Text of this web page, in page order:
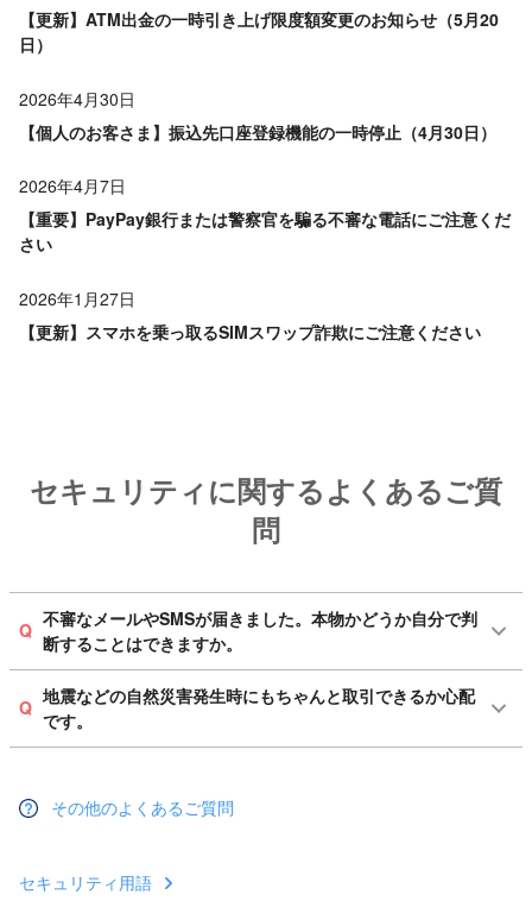
【更新】ATM出金の一時引き上げ限度額変更のお知らせ（5月20
日）
2026年4月30日
【個人のお客さま】振込先口座登録機能の一時停止（4月30日）
2026年4月7日
【重要】PayPay銀行または警察官を騙る不審な電話にご注意くだ
さい
2026年1月27日
【更新】スマホを乗っ取るSIMスワップ詐欺にご注意ください
セキュリティに関するよくあるご質
問
Q
不審なメールやSMSが届きました。本物かどうか自分で判
断することはできますか。
Q
地震などの自然災害発生時にもちゃんと取引できるか心配
です。
その他のよくあるご質問
セキュリティ用語